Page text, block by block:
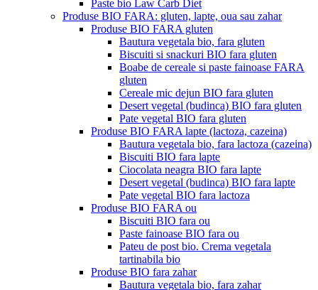
Paste bio Law Carb Diet
Produse BIO FARA: gluten, lapte, oua sau zahar
Produse BIO FARA gluten
Bautura vegetala bio, fara gluten
Biscuiti si snackuri BIO fara gluten
Boabe de cereale si paste fainoase FARA
gluten
Cereale mic dejun BIO fara gluten
Desert vegetal (budinca) BIO fara gluten
Pate vegetal BIO fara gluten
Produse BIO FARA lapte (lactoza, cazeina)
Bautura vegetala bio, fara lactoza (cazeina)
Biscuiti BIO fara lapte
Ciocolata neagra BIO fara lapte
Desert vegetal (budinca) BIO fara lapte
Pate vegetal BIO fara lactoza
Produse BIO FARA ou
Biscuiti BIO fara ou
Paste fainoase BIO fara ou
Pateu de post bio. Crema vegetala
tartinabila bio
Produse BIO fara zahar
Bautura vegetala bio, fara zahar